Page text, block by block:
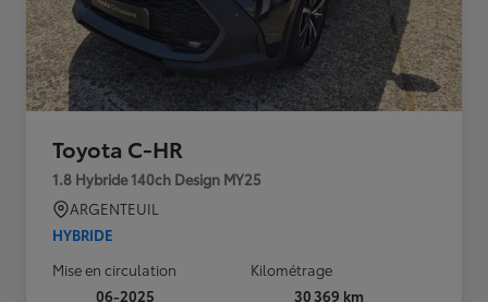
Toyota C-HR
1.8 Hybride 140ch Design MY25
ARGENTEUIL
HYBRIDE
Mise en circulation
06-2025
Kilométrage
30 369 km